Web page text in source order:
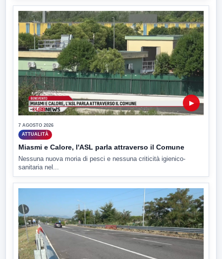
▶
7 AGOSTO 2026
ATTUALITÀ
Miasmi e Calore, l'ASL parla attraverso il Comune
Nessuna nuova moria di pesci e nessuna criticità igienico-
sanitaria nel...